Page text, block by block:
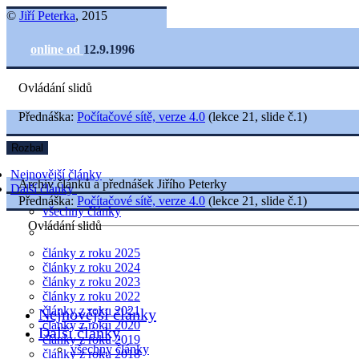
© Jiří Peterka, 2015
online od 12.9.1996
Ovládání slidů
Nejnovější články
Další články
všechny články
články z roku 2025
články z roku 2024
články z roku 2023
články z roku 2022
články z roku 2021
články z roku 2020
články z roku 2019
články z roku 2018
Přednáška: Počítačové sítě, verze 4.0 (lekce 21, slide č.1)
Rozbal
Archiv článků a přednášek Jiřího Peterky
Přednáška: Počítačové sítě, verze 4.0 (lekce 21, slide č.1)
Ovládání slidů
Nejnovější články
Další články
všechny články